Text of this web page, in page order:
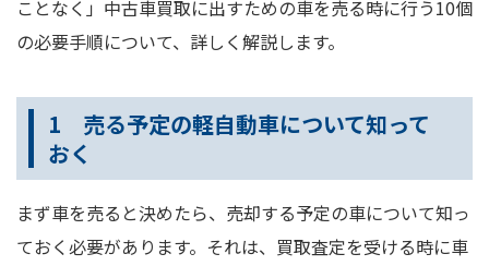
ことなく」中古車買取に出すための車を売る時に行う10個
の必要手順について、詳しく解説します。
1 売る予定の軽自動車について知って
おく
まず車を売ると決めたら、売却する予定の車について知っ
ておく必要があります。それは、買取査定を受ける時に車